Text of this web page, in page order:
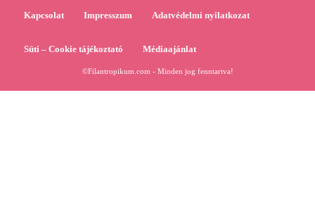
Kapcsolat Impresszum Adatvédelmi nyilatkozat
Süti – Cookie tájékoztató Médiaajánlat
©Filantropikum.com - Minden jog fenntartva!